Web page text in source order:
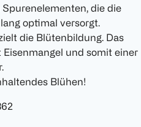
die die
optimal versorgt.
die Blütenbildung. Das
und somit einer
Blühen!